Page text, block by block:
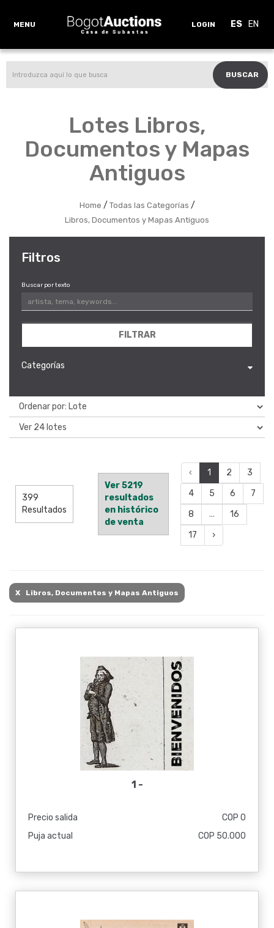
MENU LOGIN ES EN
BUSCAR
Lotes Libros,
Documentos y Mapas
Antiguos
Home / Todas las Categorías /
Libros, Documentos y Mapas Antiguos
Filtros
Buscar por texto
FILTRAR
Categorías
399
Resultados
Ver 5219
resultados
en histórico
de venta
‹ 1 2
3
4
5 6
7
8
...
16
17
›
X Libros, Documentos y Mapas Antiguos
1 -
Precio salida
COP 0
Puja actual
COP 50.000